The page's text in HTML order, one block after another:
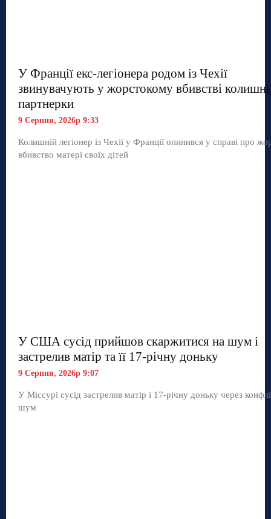
У Франції екс-легіонера родом із Чехії
звинувачують у жорстокому вбивстві
партнерки
9 Серпня, 2026р 9:33
Колишній легіонер із Чехії у Франції опинився у справі про
вбивство матері своїх дітей
У США сусід прийшов скаржитися на шум і
застрелив матір та її 17-річну доньку
9 Серпня, 2026р 9:07
У Міссурі сусід застрелив матір і 17-річну доньку через
шум